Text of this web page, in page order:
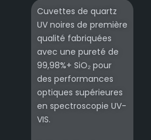
Cuvettes de quartz
UV noires de première
qualité fabriquées
avec une pureté de
99,98%+ SiO₂ pour
des performances
optiques supérieures
en spectroscopie UV-
VIS.